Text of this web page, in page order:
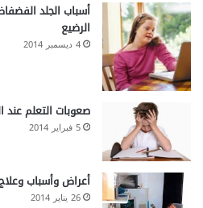
أسباب الجلد
الرضيع
4 ديسمبر 2014
صعوبات التعلم عند
5 فبراير 2014
أعراض وأسباب
26 يناير 2014